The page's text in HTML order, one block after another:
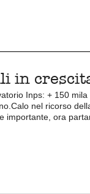
in
Inps: + 150
nel ricorso
importante, ora